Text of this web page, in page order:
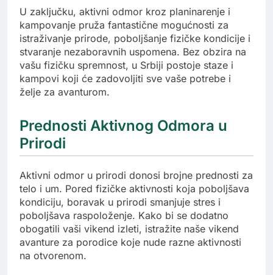
U zaključku, aktivni odmor kroz planinarenje i
kampovanje pruža fantastične mogućnosti za
istraživanje prirode, poboljšanje fizičke kondicije i
stvaranje nezaboravnih uspomena. Bez obzira na
vašu fizičku spremnost, u Srbiji postoje staze i
kampovi koji će zadovoljiti sve vaše potrebe i
želje za avanturom.
Prednosti Aktivnog Odmora u
Prirodi
Aktivni odmor u prirodi donosi brojne prednosti za
telo i um. Pored fizičke aktivnosti koja poboljšava
kondiciju, boravak u prirodi smanjuje stres i
poboljšava raspoloženje. Kako bi se dodatno
obogatili vaši vikend izleti, istražite naše vikend
avanture za porodice koje nude razne aktivnosti
na otvorenom.